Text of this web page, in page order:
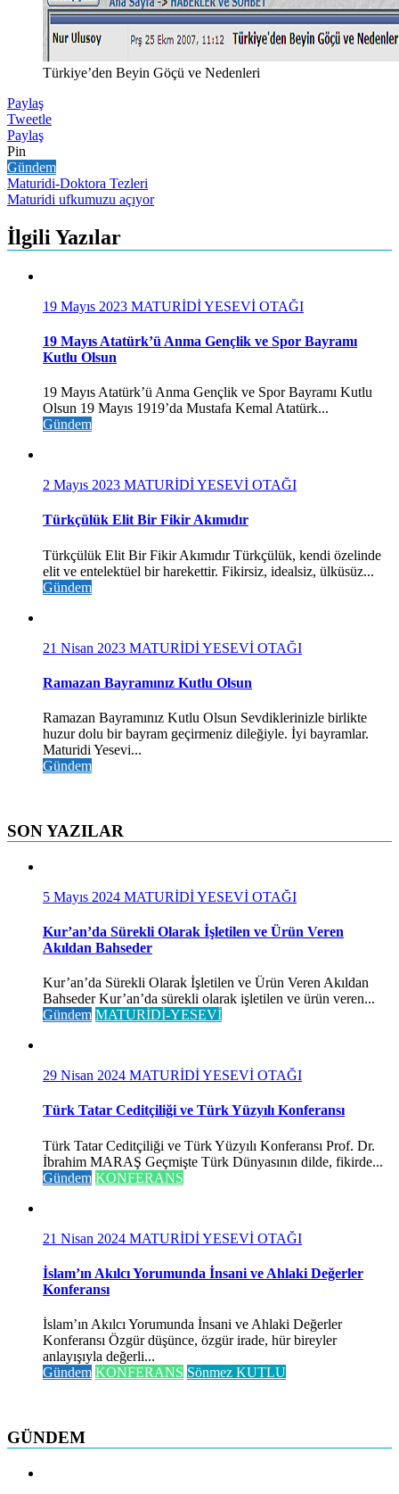
Türkiye’den Beyin Göçü ve Nedenleri
Paylaş
Tweetle
Paylaş
Pin
Gündem
Yazı
gezinmesi
Maturidi-Doktora Tezleri
Maturidi ufkumuzu açıyor
İlgili Yazılar
19 Mayıs 2023 MATURİDİ YESEVİ OTAĞI
19 Mayıs Atatürk’ü Anma Gençlik ve Spor Bayramı
Kutlu Olsun
19 Mayıs Atatürk’ü Anma Gençlik ve Spor Bayramı Kutlu
Olsun 19 Mayıs 1919’da Mustafa Kemal Atatürk...
Gündem
2 Mayıs 2023 MATURİDİ YESEVİ OTAĞI
Türkçülük Elit Bir Fikir Akımıdır
Türkçülük Elit Bir Fikir Akımıdır Türkçülük, kendi özelinde
elit ve entelektüel bir harekettir. Fikirsiz, idealsiz, ülküsüz...
Gündem
21 Nisan 2023 MATURİDİ YESEVİ OTAĞI
Ramazan Bayramınız Kutlu Olsun
Ramazan Bayramınız Kutlu Olsun Sevdiklerinizle birlikte
huzur dolu bir bayram geçirmeniz dileğiyle. İyi bayramlar.
Maturidi Yesevi...
Gündem
SON YAZILAR
5 Mayıs 2024 MATURİDİ YESEVİ OTAĞI
Kur’an’da Sürekli Olarak İşletilen ve Ürün Veren
Akıldan Bahseder
Kur’an’da Sürekli Olarak İşletilen ve Ürün Veren Akıldan
Bahseder Kur’an’da sürekli olarak işletilen ve ürün veren...
Gündem MATURİDİ-YESEVİ
29 Nisan 2024 MATURİDİ YESEVİ OTAĞI
Türk Tatar Ceditçiliği ve Türk Yüzyılı Konferansı
Türk Tatar Ceditçiliği ve Türk Yüzyılı Konferansı Prof. Dr.
İbrahim MARAŞ Geçmişte Türk Dünyasının dilde, fikirde...
Gündem KONFERANS
21 Nisan 2024 MATURİDİ YESEVİ OTAĞI
İslam’ın Akılcı Yorumunda İnsani ve Ahlaki Değerler
Konferansı
İslam’ın Akılcı Yorumunda İnsani ve Ahlaki Değerler
Konferansı Özgür düşünce, özgür irade, hür bireyler
anlayışıyla değerli...
Gündem KONFERANS Sönmez KUTLU
GÜNDEM